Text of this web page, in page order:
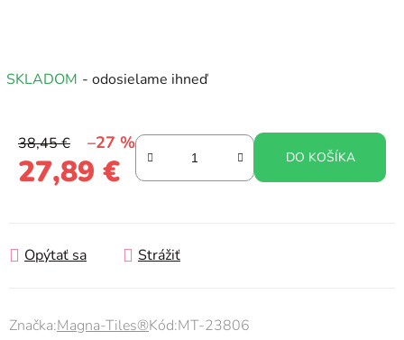
SKLADOM - odosielame ihneď
38,45 € –27 %
27,89 € DO KOŠÍKA
Opýtať sa Strážiť
Značka:Magna-Tiles®Kód:MT-23806